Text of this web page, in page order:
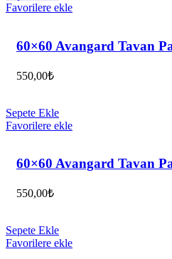
Favorilere ekle
60×60 Avangard Tavan
550,00₺
Sepete Ekle
Favorilere ekle
60×60 Avangard Tavan
550,00₺
Sepete Ekle
Favorilere ekle